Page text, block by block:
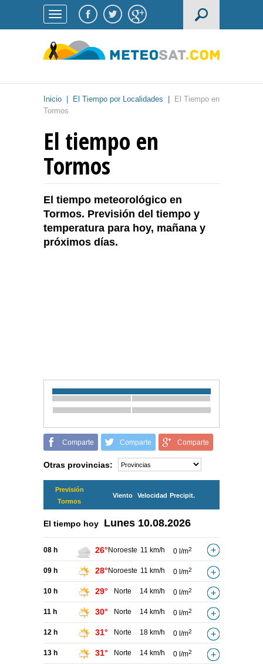
Inicio El Tiempo por Localidades
El Tiempo en
Tormos
El tiempo en
Tormos
El tiempo meteorológico en
Tormos. Previsión del tiempo y
temperatura para hoy, mañana y
próximos días.
Comparte Comparte Comparte
Otras provincias:
Previsión
Tormos
Viento Velocidad Precipit.
El tiempo hoy Lunes 10.08.2026
08 h 26° Noroeste 11 km/h 0 l/m2
09 h 28° Noroeste 11 km/h 0 l/m2
10 h 29° Norte 14 km/h 0 l/m2
11 h 30° Norte 14 km/h 0 l/m2
12 h 31° Norte 18 km/h 0 l/m2
13 h 31° Norte 14 km/h 0 l/m2